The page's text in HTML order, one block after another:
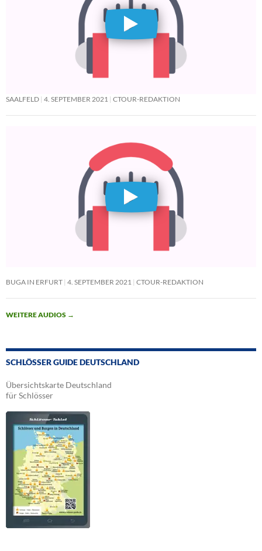
SAALFELD 4. SEPTEMBER 2021 CTOUR-REDAKTION
BUGA IN ERFURT 4. SEPTEMBER 2021 CTOUR-REDAKTION
WEITERE AUDIOS →
SCHLÖSSER GUIDE DEUTSCHLAND
Übersichtskarte Deutschland
für Schlösser